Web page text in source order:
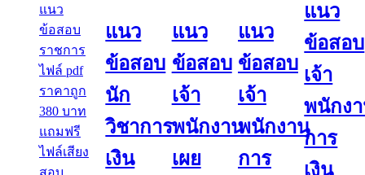
แนว
ข้อสอบ
นัก
วิชาการ
เงิน
แนว
ข้อสอบ
เจ้า
พนักงาน
เผย
แนว
ข้อสอบ
เจ้า
พนักงาน
การ
แนว
ข้อสอบ
เจ้า
พนักง
การ
เงิน